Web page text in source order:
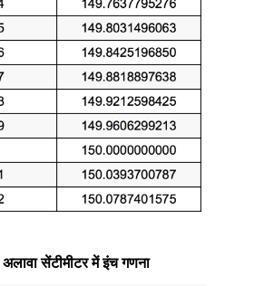
सेंटीमीटर में इंच गणना